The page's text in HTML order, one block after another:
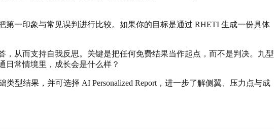
一印象与常见误判进行比较。如果你的目标是通过 RHETI 生成一份具体
，从而支持自我反思。关键是把任何免费结果当作起点，而不是判决。九型
日常情境里，成长会是什么样？
型结果，并可选择 AI Personalized Report，进一步了解侧翼、压力点与成